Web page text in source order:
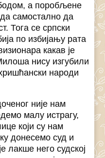
а поробљене
самостално да
Тога се српски
по избијању рата
какав је
нису изгубили
народи
није нам
малу истрагу,
који су нам
донесемо суд и
лакше него судској